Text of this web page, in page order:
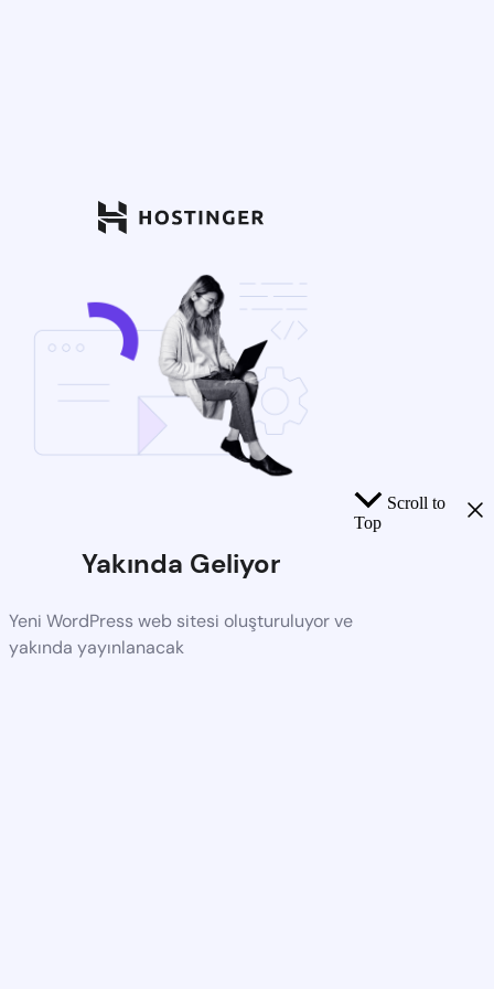
Yakında Geliyor
Yeni WordPress web sitesi oluşturuluyor ve
yakında yayınlanacak
Scroll to
Top